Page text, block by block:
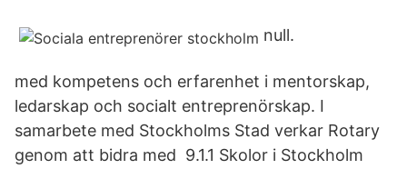
null.
med kompetens och erfarenhet i mentorskap,
ledarskap och socialt entreprenörskap. I
samarbete med Stockholms Stad verkar Rotary
genom att bidra med 9.1.1 Skolor i Stockholm